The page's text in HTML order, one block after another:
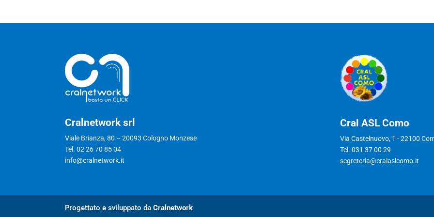
Cralnetwork srl
Viale Brianza, 80 – 20093 Cologno Monzese
Tel. 02 26 70 85 04
info@cralnetwork.it
Cral ASL Como
Via Castelnuovo, 1 - 22100
Tel. 031 37 00 29
segreteria@cralaslcomo.it
Progettato e sviluppato daCralnetwork